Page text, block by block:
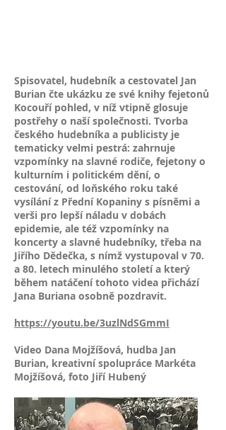
Spisovatel, hudebník a cestovatel Jan
Burian čte ukázku ze své knihy fejetonů
Kocouří pohled, v níž vtipně glosuje
postřehy o naší společnosti. Tvorba
českého hudebníka a publicisty je
tematicky velmi pestrá: zahrnuje
vzpomínky na slavné rodiče, fejetony o
kulturním i politickém dění, o
cestování, od loňského roku také
vysílání z Přední Kopaniny s písněmi a
verši pro lepší náladu v dobách
epidemie, ale též vzpomínky na
koncerty a slavné hudebníky, třeba na
Jiřího Dědečka, s nímž vystupoval v 70.
a 80. letech minulého století a který
během natáčení tohoto videa přichází
Jana Buriana osobně pozdravit.
https://youtu.be/3uzlNdSGmmI
Video Dana Mojžíšová, hudba Jan
Burian, kreativní spolupráce Markéta
Mojžíšová, foto Jiří Hubený